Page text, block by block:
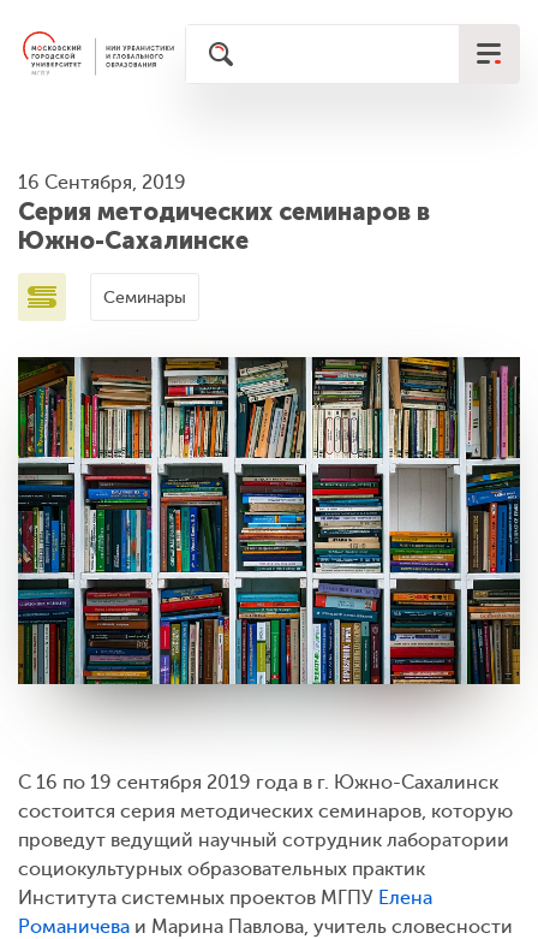
16 Сентября, 2019
Серия методических семинаров в
Южно-Сахалинске
Семинары
С 16 по 19 сентября 2019 года в г. Южно-Сахалинск
состоится серия методических семинаров, которую
проведут ведущий научный сотрудник лаборатории
социокультурных образовательных практик
Института системных проектов МГПУ Елена
Романичева и Марина Павлова, учитель словесности